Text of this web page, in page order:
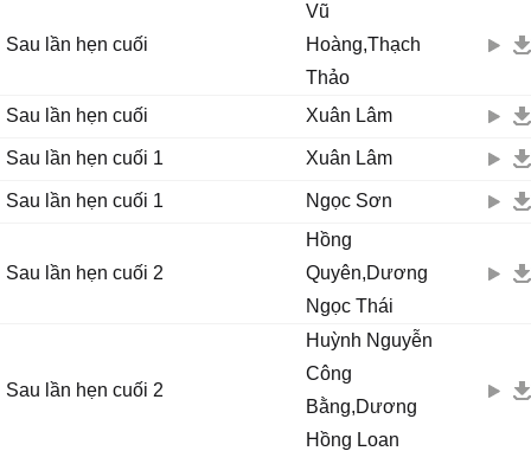
Sau lần hẹn cuối
Vũ
Hoàng,Thạch
Thảo
Sau lần hẹn cuối
Xuân Lâm
Sau lần hẹn cuối 1 Xuân Lâm
Sau lần hẹn cuối 1 Ngọc Sơn
Sau lần hẹn cuối 2
Hồng
Quyên,Dương
Ngọc Thái
Sau lần hẹn cuối 2
Huỳnh Nguyễn
Công
Bằng,Dương
Hồng Loan